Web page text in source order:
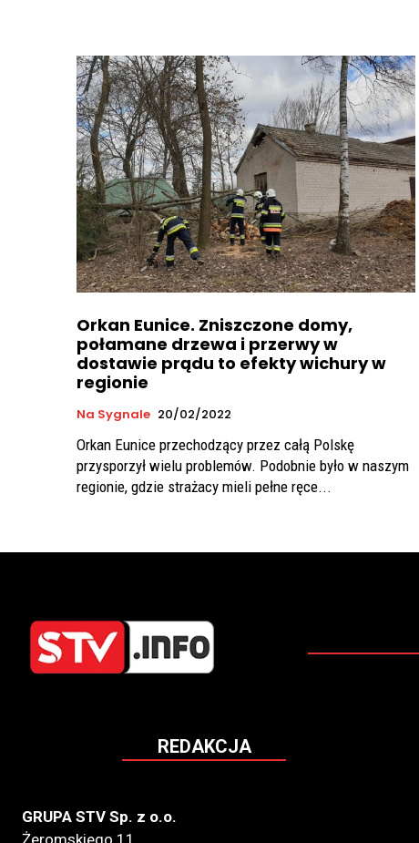
Orkan Eunice. Zniszczone domy,
połamane drzewa i przerwy w
dostawie prądu to efekty wichury w
regionie
Na Sygnale 20/02/2022
Orkan Eunice przechodzący przez całą Polskę
przysporzył wielu problemów. Podobnie było w naszym
regionie, gdzie strażacy mieli pełne ręce...
REDAKCJA
GRUPA STV Sp. z o.o.